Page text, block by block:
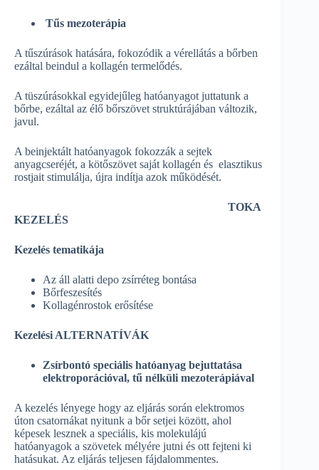
Tűs mezoterápia
A tűszúrások hatására, fokozódik a vérellátás a bőrben
ezáltal beindul a kollagén termelődés.
A tüszúrásokkal egyidejűleg hatóanyagot juttatunk a
bőrbe, ezáltal az élő bőrszövet struktúrájában változik,
javul.
A beinjektált hatóanyagok fokozzák a sejtek
anyagcseréjét, a kötőszövet saját kollagén és elasztikus
rostjait stimulálja, újra indítja azok működését.
TOKA
KEZELÉS
Kezelés tematikája
Az áll alatti depo zsírréteg bontása
Bőrfeszesítés
Kollagénrostok erősítése
Kezelési ALTERNATÍVÁK
Zsírbontó speciális hatóanyag bejuttatása
elektroporációval, tű nélküli mezoterápiával
A kezelés lényege hogy az eljárás során elektromos
úton csatornákat nyitunk a bőr setjei között, ahol
képesek lesznek a speciális, kis molekulájú
hatóanyagok a szövetek mélyére jutni és ott fejteni ki
hatásukat. Az eljárás teljesen fájdalommentes.